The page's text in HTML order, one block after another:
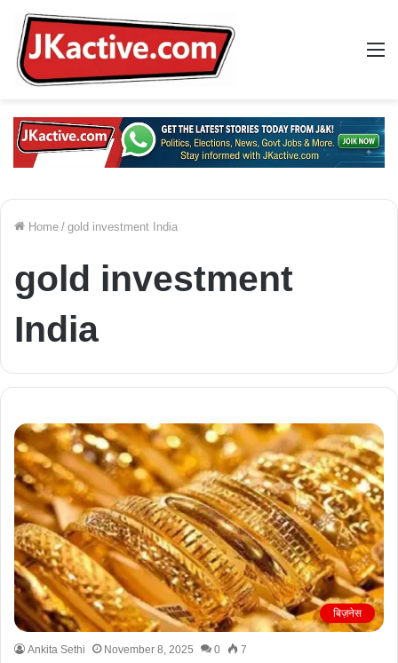
Home / gold investment India
gold investment
India
बिज़नेस
Ankita Sethi November 8, 2025 0 7